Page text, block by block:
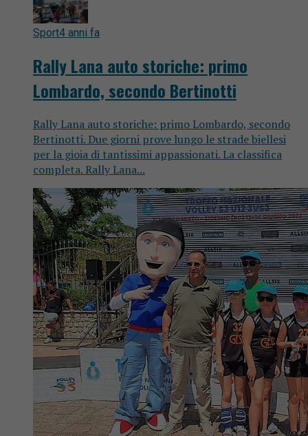
Sport4 anni fa
Rally Lana auto storiche: primo
Lombardo, secondo Bertinotti
Rally Lana auto storiche: primo Lombardo, secondo
Bertinotti. Due giorni prove lungo le strade biellesi
per la gioia di tantissimi appassionati. La classifica
completa. Rally Lana...